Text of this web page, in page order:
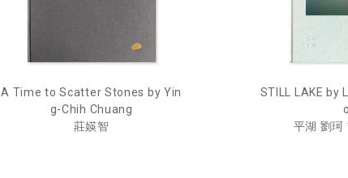
A Time to Scatter Stones by Yin
g-Chih Chuang
莊媖智
STILL LAKE by
平湖 劉珂